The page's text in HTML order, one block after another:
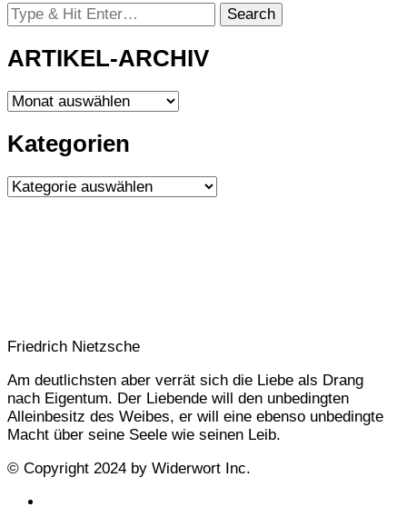
Looking
for
Something?
ARTIKEL-ARCHIV
ARTIKEL-
ARCHIV
Kategorien
Kategorien
Friedrich Nietzsche
Am deutlichsten aber verrät sich die Liebe als Drang
nach Eigentum. Der Liebende will den unbedingten
Alleinbesitz des Weibes, er will eine ebenso unbedingte
Macht über seine Seele wie seinen Leib.
© Copyright 2024 by Widerwort Inc.